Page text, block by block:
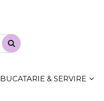
BUCATARIE & SERVIRE